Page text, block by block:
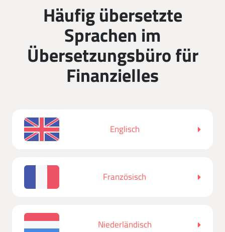
Häufig übersetzte
Sprachen im
Übersetzungsbüro für
Finanzielles
Englisch
Französisch
Niederländisch